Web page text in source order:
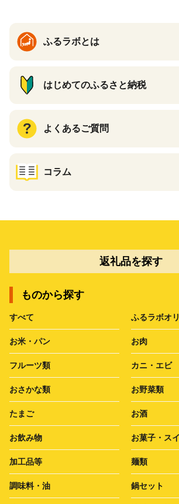
ふるラボとは
はじめてのふるさと納税
よくあるご質問
コラム
返礼品を探す
ものから探す
すべて ふるラボオ
お米・パン お肉
フルーツ類 カニ・エビ
おさかな類 お野菜類
たまご お酒
お飲み物 お菓子・ス
加工品等 麺類
調味料・油 鍋セット